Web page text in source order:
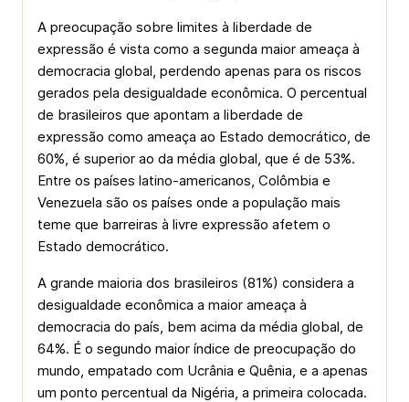
A preocupação sobre limites à liberdade de
expressão é vista como a segunda maior ameaça à
democracia global, perdendo apenas para os riscos
gerados pela desigualdade econômica. O percentual
de brasileiros que apontam a liberdade de
expressão como ameaça ao Estado democrático, de
60%, é superior ao da média global, que é de 53%.
Entre os países latino-americanos, Colômbia e
Venezuela são os países onde a população mais
teme que barreiras à livre expressão afetem o
Estado democrático.
A grande maioria dos brasileiros (81%) considera a
desigualdade econômica a maior ameaça à
democracia do país, bem acima da média global, de
64%. É o segundo maior índice de preocupação do
mundo, empatado com Ucrânia e Quênia, e a apenas
um ponto percentual da Nigéria, a primeira colocada.